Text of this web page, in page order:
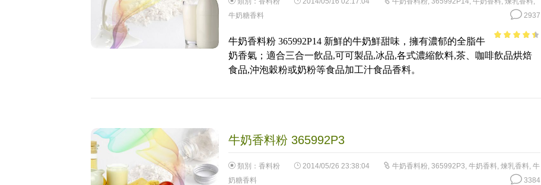
牛奶糖香料
2937
of 5
牛奶香料粉 365992P14 新鮮的牛奶鮮甜味，擁有濃郁的全脂牛
奶香氣；適合三合一飲品,可可製品,冰品,各式濃縮飲料,茶、咖啡飲品烘焙
食品,沖泡穀粉或奶粉等食品加工汁食品香料。
牛奶香料粉 365992P3
類別： 香料粉 2014/05/26 23:38:04 牛奶香料粉, 365992P3, 牛奶香料, 煉乳香料, 牛
奶糖香料
3384